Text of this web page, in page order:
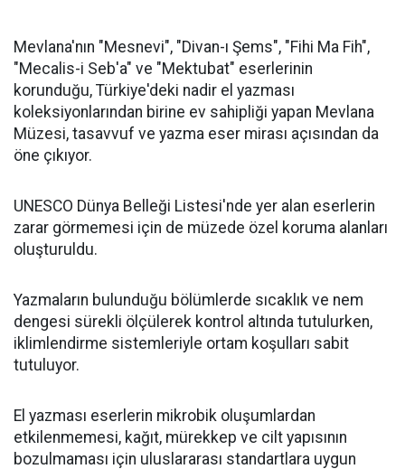
Mevlana'nın "Mesnevi", "Divan-ı Şems", "Fihi Ma Fih",
"Mecalis-i Seb'a" ve "Mektubat" eserlerinin
korunduğu, Türkiye'deki nadir el yazması
koleksiyonlarından birine ev sahipliği yapan Mevlana
Müzesi, tasavvuf ve yazma eser mirası açısından da
öne çıkıyor.
UNESCO Dünya Belleği Listesi'nde yer alan eserlerin
zarar görmemesi için de müzede özel koruma alanları
oluşturuldu.
Yazmaların bulunduğu bölümlerde sıcaklık ve nem
dengesi sürekli ölçülerek kontrol altında tutulurken,
iklimlendirme sistemleriyle ortam koşulları sabit
tutuluyor.
El yazması eserlerin mikrobik oluşumlardan
etkilenmemesi, kağıt, mürekkep ve cilt yapısının
bozulmaması için uluslararası standartlara uygun